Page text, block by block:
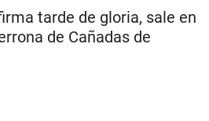
tarde de gloria, sale en
de Cañadas de